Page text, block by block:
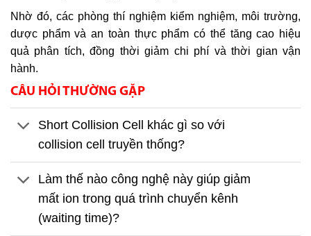
Nhờ đó, các phòng thí nghiệm kiểm nghiệm, môi trường,
dược phẩm và an toàn thực phẩm có thể tăng cao hiệu
quả phân tích, đồng thời giảm chi phí và thời gian vận
hành.
CÂU HỎI THƯỜNG GẶP
Short Collision Cell khác gì so với
collision cell truyền thống?
Làm thế nào công nghệ này giúp giảm
mất ion trong quá trình chuyển kênh
(waiting time)?